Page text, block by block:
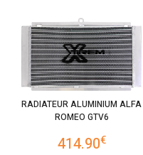
RADIATEUR ALUMINIUM ALFA
ROMEO GTV6
414.90€